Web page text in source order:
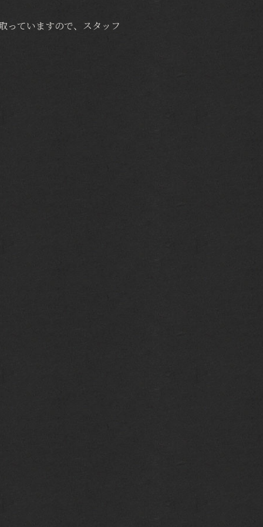
っていますので、スタッフ